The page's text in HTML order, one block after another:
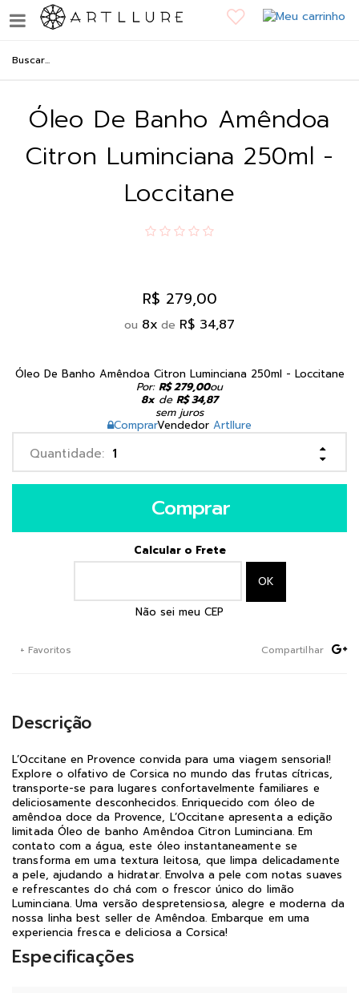
Óleo De Banho Amêndoa
Citron Luminciana 250ml -
Loccitane
R$ 279,00
ou 8x de R$ 34,87
Óleo De Banho Amêndoa Citron Luminciana 250ml - Loccitane
Por: R$ 279,00ou
8xde R$ 34,87
sem juros
ComprarVendedor Artllure
Comprar
Calcular o Frete
Não sei meu CEP
+ Favoritos Compartilhar
Descrição
L’Occitane en Provence convida para uma viagem sensorial!
Explore o olfativo de Corsica no mundo das frutas cítricas,
transporte-se para lugares confortavelmente familiares e
deliciosamente desconhecidos. Enriquecido com óleo de
amêndoa doce da Provence, L’Occitane apresenta a edição
limitada Óleo de banho Amêndoa Citron Luminciana. Em
contato com a água, este óleo instantaneamente se
transforma em uma textura leitosa, que limpa delicadamente
a pele, ajudando a hidratar. Envolva a pele com notas suaves
e refrescantes do chá com o frescor único do limão
Luminciana. Uma versão despretensiosa, alegre e moderna da
nossa linha best seller de Amêndoa. Embarque em uma
experiencia fresca e deliciosa a Corsica!
Especificações